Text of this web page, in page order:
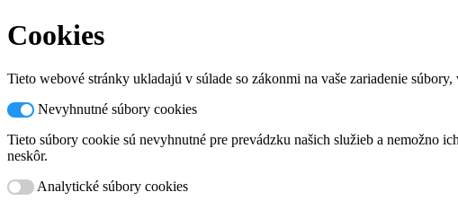
Cookies
Tieto webové stránky ukladajú v súlade so zákonmi na vaše zariadenie
Nevyhnutné súbory cookies
Tieto súbory cookie sú nevyhnutné pre prevádzku našich služieb a nemožno
neskôr.
Analytické súbory cookies